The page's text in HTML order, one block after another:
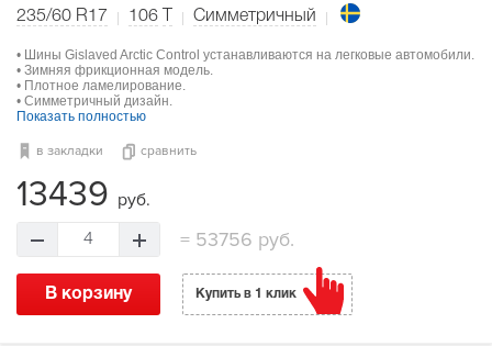
235/60 R17 106 Симметричный
• Шины Gislaved Arctic Control устанавливаются на легковые автомобили.
• Зимняя фрикционная модель.
• Плотное ламелирование.
• Симметричный дизайн.
Показать полностью
в закладки сравнить
13439 руб.
4 =53756 руб.
В корзину Купить в 1 клик